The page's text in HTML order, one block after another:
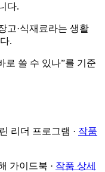
다.
고·식재료라는 생활
.
로 쓸 수 있나”를 기준
리더 프로그램 · 작품
가이드북 · 작품 상세